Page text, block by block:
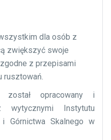
dla osób z
zwiększyć swoje
z przepisami
rusztowań.
został opracowany i
wytycznymi Instytutu
i Górnictwa Skalnego w